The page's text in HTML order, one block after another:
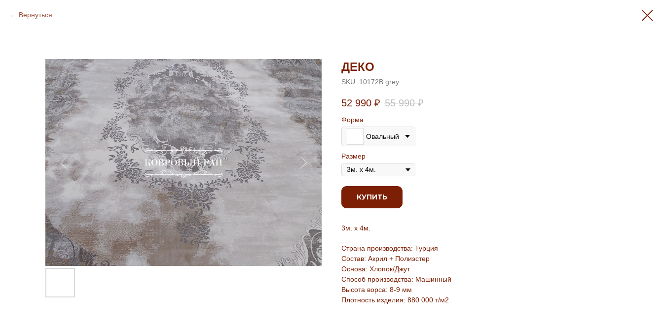
Вернуться
ДЕКО
SKU: 10172B grey
52 990 ₽ 55 990 ₽
Форма
Овальный
Размер
КУПИТЬ
3м. х 4м.
Страна производства: Турция
Состав: Акрил + Полиэстер
Основа: Хлопок/Джут
Способ производства: Машинный
Высота ворса: 8-9 мм
Плотность изделия: 880 000 т/м2